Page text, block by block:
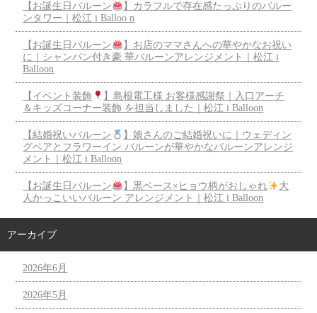
【お誕生日バルーン
】カラフルで存在感たっぷりのバルー
ンタワー｜松江 i Balloo n
【お誕生日バルーン
】お店のママさんへの華やかなお祝い
に｜シャンパン付き豪 華バルーンアレンジメント｜松江 i
Balloon
【イベント装飾
】島根電工様 お客様感謝祭｜入口アーチ
＆キッズコーナー装飾 を担当しました｜松江 i Balloon
【結婚祝いバルーン
】娘さんのご結婚祝いに｜ウェディン
グベアとフラワーイン バルーンが華やかなバルーンアレンジ
メント｜松江 i Balloon
【お誕生日バルーン 】黒ベース×ヒョウ柄がおしゃれ
大
人かっこいいバルーン アレンジメント｜松江 i Balloon
アーカイブ
2026年6月
2026年5月